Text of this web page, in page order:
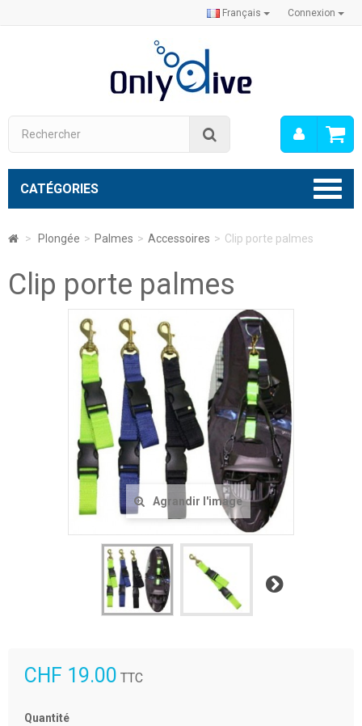
Connexion
Français
Mon
CATÉGORIES
> Plongée > Palmes > Accessoires > Clip porte palmes
Clip porte palmes
Agrandir l'image
Suivant
CHF 19.00 TTC
Quantité